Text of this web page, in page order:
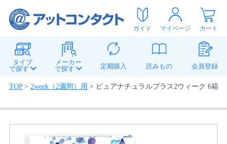
ガイド マイページ カート
タイプ
で探す
メーカー
で探す
定期購入 読みもの 会員登録
TOP> 2week（2週間）用 > ピュアナチュラルプラス2ウィーク 6箱